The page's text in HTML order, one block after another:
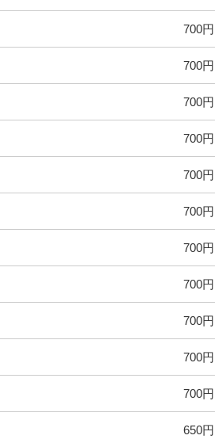
700円
700円
700円
700円
700円
700円
700円
700円
700円
700円
700円
650円